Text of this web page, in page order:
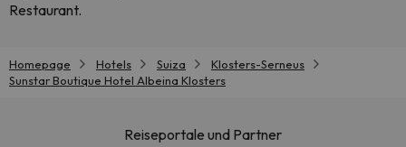
Restaurant.
Homepage Hotels Suiza
Klosters-Serneus
Sunstar Boutique Hotel Albeina Klosters
Reiseportale und Partner